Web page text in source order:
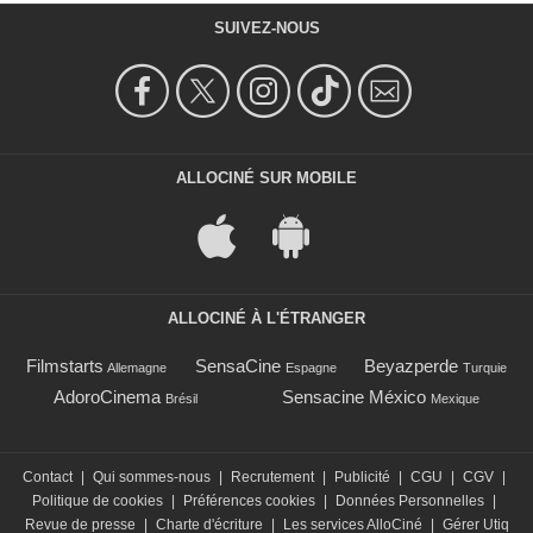
SUIVEZ-NOUS
ALLOCINÉ SUR MOBILE
ALLOCINÉ À L'ÉTRANGER
Filmstarts Allemagne SensaCine Espagne Beyazperde Turquie
AdoroCinema Brésil Sensacine México Mexique
Contact | Qui sommes-nous | Recrutement | Publicité | CGU | CGV |
Politique de cookies | Préférences cookies | Données Personnelles |
Revue de presse
| Charte d'écriture | Les services AlloCiné | Gérer Utiq